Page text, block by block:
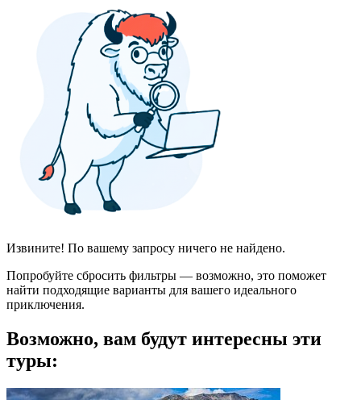
Извините! По вашему запросу ничего не найдено.
Попробуйте сбросить фильтры — возможно, это поможет
найти подходящие варианты для вашего идеального
приключения.
Возможно, вам будут интересны эти
туры: